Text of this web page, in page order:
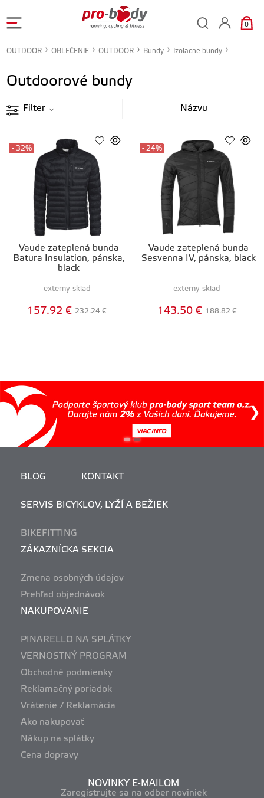
0
OUTDOOR OBLEČENIE OUTDOOR Bundy Izolačné bundy
Outdoorové bundy
Filter
Vaude zateplená bunda
Batura Insulation, pánska,
black
- 32%
externý sklad
157.92 € 232.24 €
Vaude zateplená bunda
Sesvenna IV, pánska, black
- 24%
externý sklad
143.50 € 188.82 €
BLOG KONTAKT
SERVIS BICYKLOV, LYŽÍ A BEŽIEK
BIKEFITTING
ZÁKAZNÍCKA SEKCIA
Zmena osobných údajov
Prehľad objednávok
NAKUPOVANIE
PINARELLO NA SPLÁTKY
VERNOSTNÝ PROGRAM
Obchodné podmienky
Reklamačný poriadok
Vrátenie / Reklamácia
Ako nakupovať
Nákup na splátky
Cena dopravy
NOVINKY E-MAILOM
Zaregistrujte sa na odber noviniek